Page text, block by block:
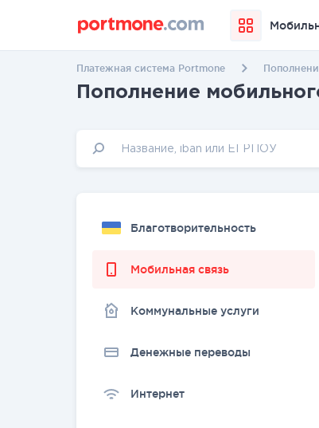
Платежная система Portmone
Пополнение
Благотворительность
Мобильная связь
Коммунальные услуги
Денежные переводы
Интернет